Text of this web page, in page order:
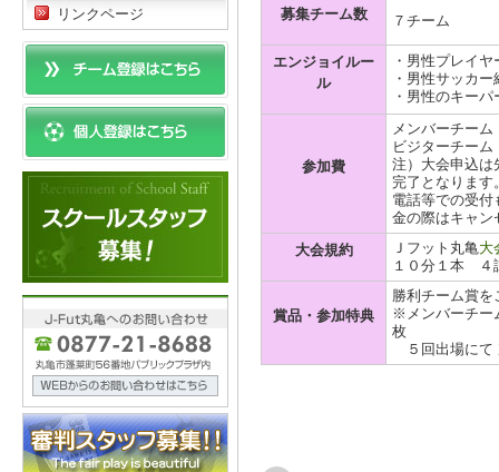
募集チーム数
７チーム
エンジョイルー
ル
・男性プレイ
・男性サッカ
・男性のキー
参加費
メンバーチー
ビジターチー
注）大会申込は
完了となります
電話等での受
金の際はキャン
大会規約
Ｊフット丸亀 大
１０分１本 ４
賞品・参加特典
勝利チーム賞
※メンバーチー
枚
５回出場にて
リンクページ